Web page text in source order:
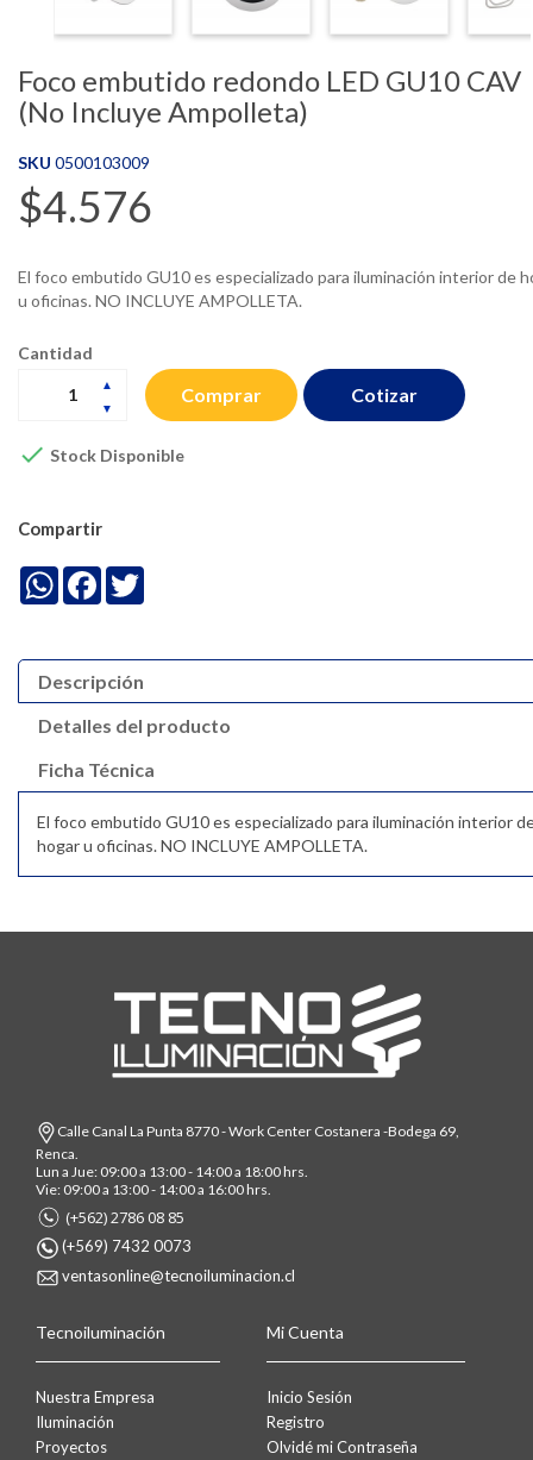
Foco embutido redondo LED GU10 CAV
(No Incluye Ampolleta)
SKU 0500103009
$4.576
El foco embutido GU10 es especializado para iluminación interior de
u oficinas. NO INCLUYE AMPOLLETA.
Cantidad
Comprar
 Stock Disponible
Cotizar
Compartir
WhatsApp
Facebook
Descripción
Detalles del producto
Ficha Técnica
El foco embutido GU10 es especializado para iluminación interior
hogar u oficinas. NO INCLUYE AMPOLLETA.
Calle Canal La Punta 8770 - Work Center Costanera -Bodega 69,
Renca.
Lun a Jue: 09:00 a 13:00 - 14:00 a 18:00 hrs.
Vie: 09:00 a 13:00 - 14:00 a 16:00 hrs.
(+562) 2786 08 85
(+569) 7432 0073
ventasonline@tecnoiluminacion.cl
Tecnoiluminación
Nuestra Empresa
Iluminación
Proyectos
Mi Cuenta
Inicio Sesión
Registro
Olvidé mi Contraseña